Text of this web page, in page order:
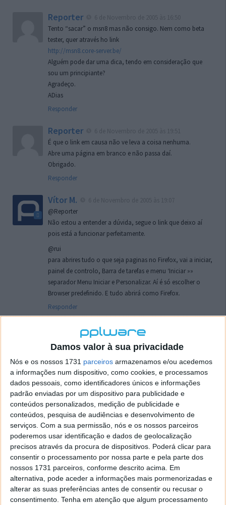
Damos valor à sua privacidade
Nós e os nossos 1731 parceiros armazenamos e/ou acedemos
a informações num dispositivo, como cookies, e processamos
dados pessoais, como identificadores únicos e informações
padrão enviadas por um dispositivo para publicidade e
conteúdos personalizados, medição de publicidade e
conteúdos, pesquisa de audiências e desenvolvimento de
serviços. Com a sua permissão, nós e os nossos parceiros
poderemos usar identificação e dados de geolocalização
precisos através da procura de dispositivos. Poderá clicar para
consentir o processamento por nossa parte e pela parte dos
nossos 1731 parceiros, conforme descrito acima. Em
alternativa, pode aceder a informações mais pormenorizadas e
alterar as suas preferências antes de consentir ou recusar o
consentimento. Tenha em atenção que algum processamento
Reporter
Tento “sacar” o msn8 mas não consigo. Nem como beta
tester, quer através ho link
http://msn8.core-server.be/
Alguém pode dar uma dica, tendo em consideração que
sou um principiante?
Agradeço.
ADias
Responder
Reporter
É que o link em causa não ve leva a coisa nenhuma.
Abre uma página em branco e não passa daí.
Obrigado.
Responder
Vítor M.
@Reporter
Não estou a entender a dúvida, segue o link que deixo aí
pois está a funcionar perfeitamente.
@rui
para abrires tudo o que seja paginas no Firefox, vai a iniciar,
painel de controlo, Barra de tarefas e menu ‘Iniciar »»
separador Menu Iniciar e Personalizar. Aí é só escolher o
Browser predefinido. E tudo abrirá como Firefox.
Responder
7 de Novembro de 2005 às 02:26
Boas outra vez. Desculpa tar te a chatear mas na
localizaçao referida n se encontra la nada k me permita por
o firefox como browser predefenido
Ja percorri o painel
de control tudo e nada. Tou a comecar a desesperar, ate ja
tentei apagar o explorer na tentativa de forçar o uso do
firefox mas em vao. Kaso te lembres de outra dica fico
agradecido, caso contrario obrigado a mesma
Responder
Vítor M.
7 de Novembro de 2005 às 01:39
Desculpa mas o link funciona. Seja como for segue por mail
o MSn Messenger 8.
Responder